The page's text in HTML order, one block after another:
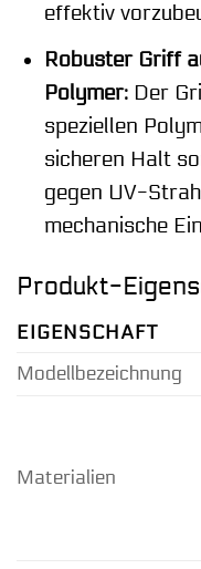
effektiv
Robuster Griff
Polymer:Der
speziellen
sicheren Halt
gegen UV-
mechanische
Produkt-
EIGENSCHAFT
Modellbezeichnung
Materialien